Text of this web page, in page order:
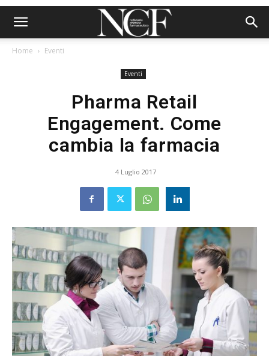
Home Eventi
Eventi
Pharma Retail
Engagement. Come
cambia la farmacia
4 Luglio 2017